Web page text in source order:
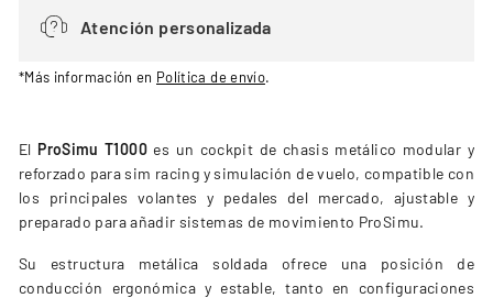
Atención personalizada
*Más información en Política de envío.
El ProSimu T1000es un cockpit de chasis metálico modular y
reforzado para sim racing y simulación de vuelo, compatible con
los principales volantes y pedales del mercado, ajustable y
preparado para añadir sistemas de movimiento ProSimu.
Su estructura metálica soldada ofrece una posición de
conducción ergonómica y estable, tanto en configuraciones